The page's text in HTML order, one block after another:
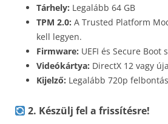
Tárhely: Legalább 64 GB
TPM 2.0: A Trusted Platform
kell legyen.
Firmware: UEFI és Secure Boot
Videókártya: DirectX 12 vagy
Kijelző: Legalább 720p felbontás
2. Készülj fel a frissítésre!